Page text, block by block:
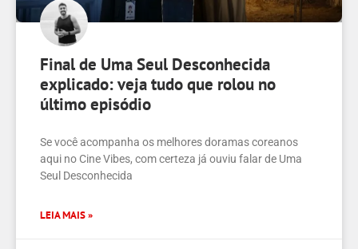
Final de Uma Seul Desconhecida
explicado: veja tudo que rolou no
último episódio
Se você acompanha os melhores doramas coreanos
aqui no Cine Vibes, com certeza já ouviu falar de Uma
Seul Desconhecida
LEIA MAIS »